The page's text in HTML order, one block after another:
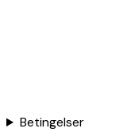
Betingelser